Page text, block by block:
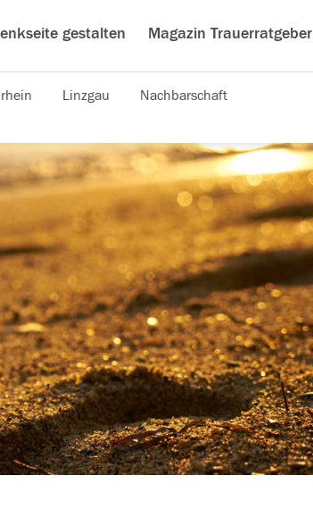
gestalten Magazin Trauerratgeber
Linzgau Nachbarschaft